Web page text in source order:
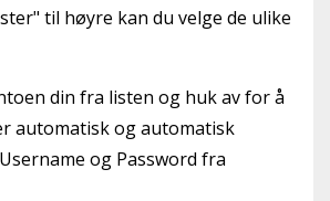
til høyre kan du velge de ulike
din fra listen og huk av for å
automatisk og automatisk
og Password fra